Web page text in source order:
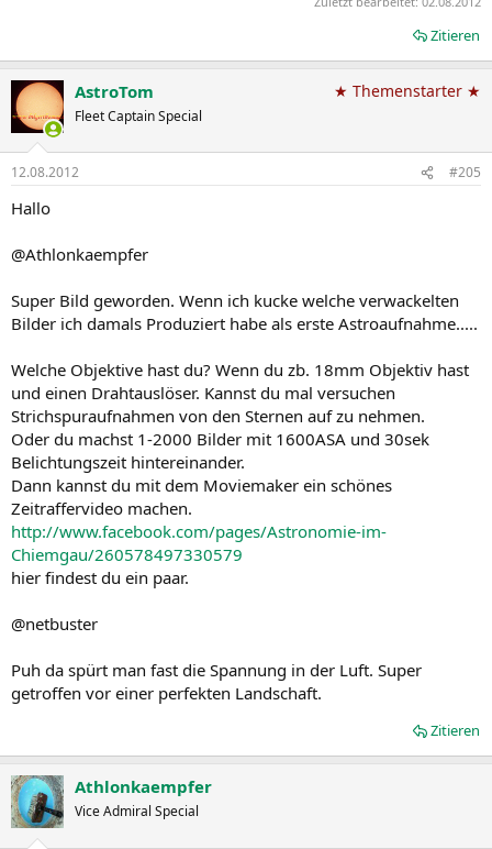
Zitieren
AstroTom
Fleet Captain Special
★ Themenstarter ★
12.08.2012 #205
Hallo
@Athlonkaempfer
Super Bild geworden. Wenn ich kucke welche verwackelten
Bilder ich damals Produziert habe als erste Astroaufnahme.....
Welche Objektive hast du? Wenn du zb. 18mm Objektiv hast
und einen Drahtauslöser. Kannst du mal versuchen
Strichspuraufnahmen von den Sternen auf zu nehmen.
Oder du machst 1-2000 Bilder mit 1600ASA und 30sek
Belichtungszeit hintereinander.
Dann kannst du mit dem Moviemaker ein schönes
Zeitraffervideo machen.
http://www.facebook.com/pages/Astronomie-im-
Chiemgau/260578497330579
hier findest du ein paar.
@netbuster
Puh da spürt man fast die Spannung in der Luft. Super
getroffen vor einer perfekten Landschaft.
Zitieren
Athlonkaempfer
Vice Admiral Special